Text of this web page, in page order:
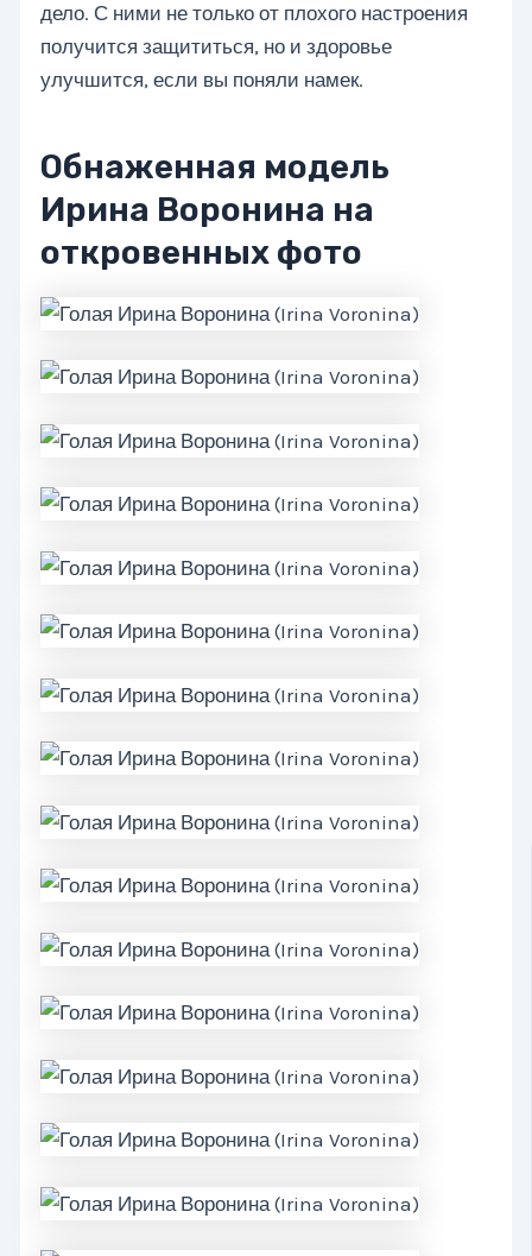
дело. С ними не только от плохого настроения
получится защититься, но и здоровье
улучшится, если вы поняли намек.
Обнаженная модель
Ирина Воронина на
откровенных фото